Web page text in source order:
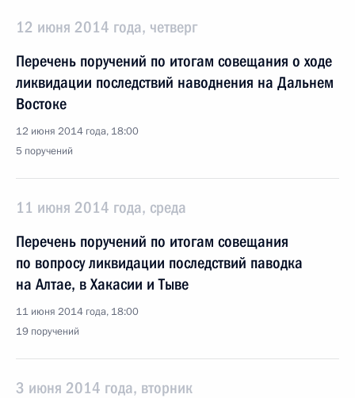
12 июня 2014 года, четверг
Перечень поручений по итогам совещания о ходе
ликвидации последствий наводнения на Дальнем
Востоке
12 июня 2014 года, 18:00
5 поручений
11 июня 2014 года, среда
Перечень поручений по итогам совещания
по вопросу ликвидации последствий паводка
на Алтае, в Хакасии и Тыве
11 июня 2014 года, 18:00
19 поручений
3 июня 2014 года, вторник